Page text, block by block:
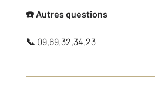
☎️ Autres questions
📞 09.69.32.34.23